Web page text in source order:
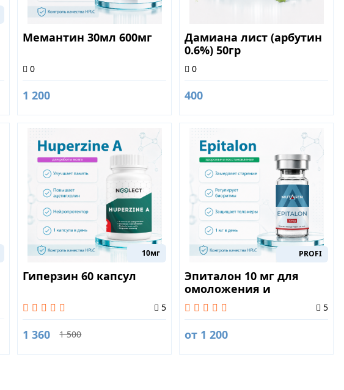
Мемантин 30мл 600мг
0
1 200
Дамиана лист (арбутин
0.6%) 50гр
0
400
10мг
Гиперзин 60 капсул
5
1 360 1 500
PROFI
Эпиталон 10 мг для
омоложения и
повышения
выносливости
5
от 1 200